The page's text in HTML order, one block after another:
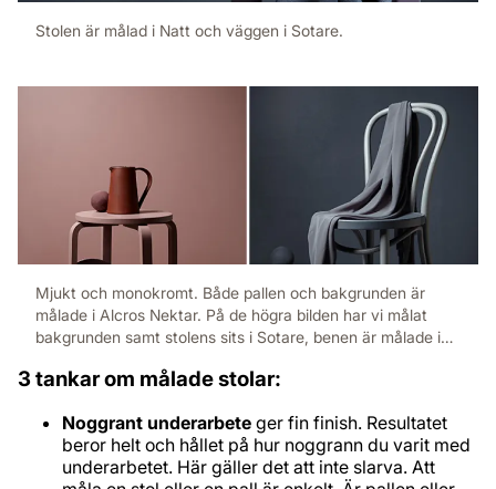
Stolen är målad i Natt och väggen i Sotare.
Mjukt och monokromt. Både pallen och bakgrunden är
målade i Alcros Nektar. På de högra bilden har vi målat
bakgrunden samt stolens sits i Sotare, benen är målade i
3 tankar om målade stolar:
Noggrant underarbete ger fin finish. Resultatet
beror helt och hållet på hur noggrann du varit med
underarbetet. Här gäller det att inte slarva. Att